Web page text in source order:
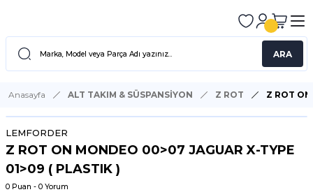
ARA
Anasayfa ALT TAKIM & SÜSPANSİYON Z ROT Z ROT
LEMFORDER
Z ROT ON MONDEO 00>07 JAGUAR X-TYPE
01>09 ( PLASTIK )
0 Puan - 0 Yorum